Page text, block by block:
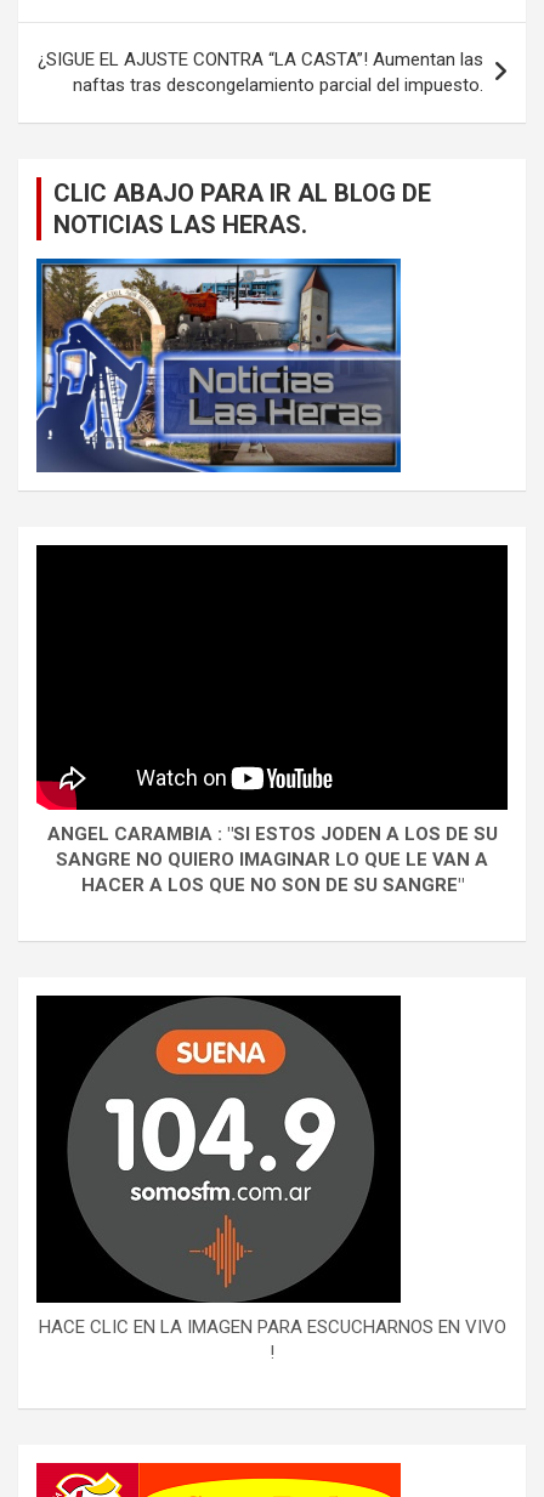
entradas
¿SIGUE EL AJUSTE CONTRA “LA CASTA”! Aumentan las
naftas tras descongelamiento parcial del impuesto.
CLIC ABAJO PARA IR AL BLOG DE
NOTICIAS LAS HERAS.
ANGEL CARAMBIA : "SI ESTOS JODEN A LOS DE SU
SANGRE NO QUIERO IMAGINAR LO QUE LE VAN A
HACER A LOS QUE NO SON DE SU SANGRE"
HACE CLIC EN LA IMAGEN PARA ESCUCHARNOS EN VIVO
!